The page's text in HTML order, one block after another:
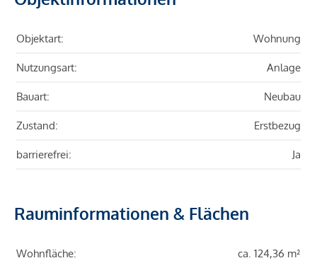
Objektart: Wohnung
Nutzungsart: Anlage
Bauart: Neubau
Zustand: Erstbezug
barrierefrei: Ja
Rauminformationen & Flächen
Wohnfläche: ca. 124,36 m²